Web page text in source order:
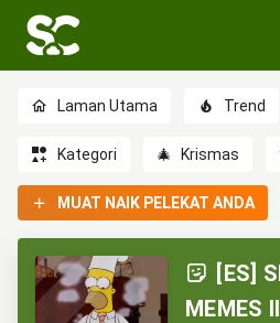
Laman Utama Trend
Kategori 🎄 Krismas
MUAT NAIK PELEKAT ANDA
[ES]
MEMES II